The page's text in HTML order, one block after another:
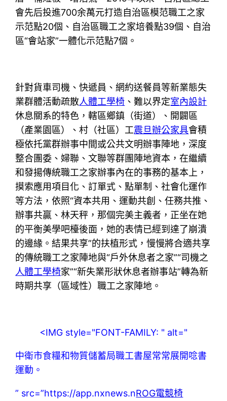
會先后投進700余萬元打造自治區模范職工之家
示范點20個、自治區職工之家培養點39個、自治
區“會站家”一體化示范點7個。
針對貨車司機、快遞員、網約送餐員等新業態失
業群體活動疏散人體工學椅 、難以界定室內設計
休息關系的特色，轄區鄉鎮（街道）、開闢區
（產業園區）、村（社區）工震旦辦公家具會積
極依托黨群辦事中間或公共文明辦事陣地，深度
整合團委、婦聯、文聯等群團陣地資本，在繼續
和發揚傳統職工之家辦事內在的事務的基本上，
摸索應用項目化、訂單式、點單制、社會化運作
等方法，依照“資本共用、運動共創、任務共推、
辦事共贏、林天秤，那個完美主義者，正坐在她
的平衡美學吧檯後面，她的表情已經到達了崩潰
的邊緣。結果共享”的扶植形式，慢慢將合適共享
的傳統職工之家陣地與“戶外休息者之家”“司機之
人體工學椅家”“新失業形狀休息者辦事站”轉為新
時期共享（區域性）職工之家陣地。
<IMG style="FONT-FAMILY: " alt="
中衛市食糧和物質儲蓄局職工書屋常常展開唸書
運動。
” src=”https://app.nxnews.nROG電競椅